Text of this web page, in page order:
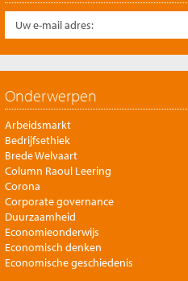
Onderwerpen
Arbeidsmarkt
Bedrijfsethiek
Brede Welvaart
Column Raoul Leering
Corona
Corporate governance
Duurzaamheid
Economieonderwijs
Economisch denken
Economische geschiedenis